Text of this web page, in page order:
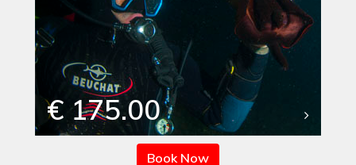
€ 175.00
Book Now